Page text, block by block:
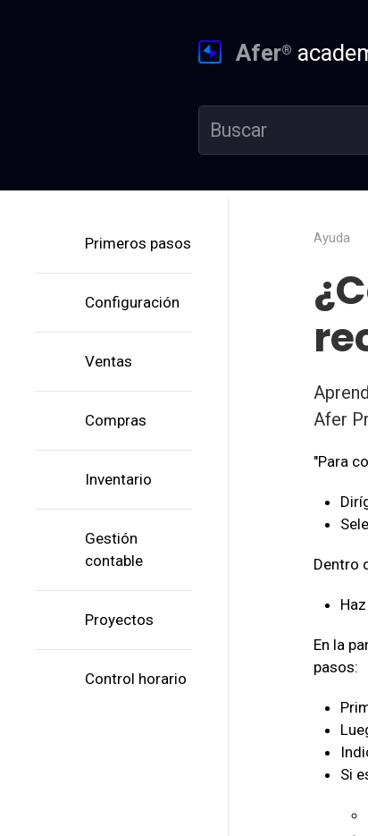
Afer®
Primeros pasos
Configuración
Ventas
Compras
Inventario
Gestión
contable
Proyectos
Control horario
Ayuda
Afer
"Para
Dentro
En la
pasos:
Si